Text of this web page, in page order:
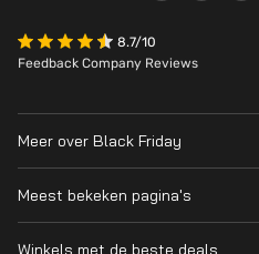
8.7/10
Feedback Company Reviews
Meer over Black Friday
Wanneer is Black Friday?
Cyber Monday 2026
Meest bekeken pagina's
Winkels met de beste deals